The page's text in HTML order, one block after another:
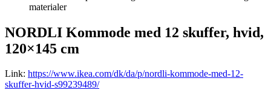
materialer
NORDLI Kommode med 12 skuffer, hvid,
120×145 cm
Link: https://www.ikea.com/dk/da/p/nordli-kommode-med-12-
skuffer-hvid-s99239489/